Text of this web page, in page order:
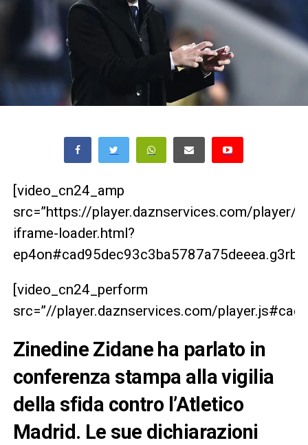
[video_cn24_amp
src=”https://player.daznservices.com/player/
iframe-loader.html?
[video_cn24_perform
src=”//player.daznservices.com/
Zinedine Zidane ha parlato in
conferenza stampa alla vigilia
della sfida contro l’Atletico
Madrid. Le sue dichiarazioni